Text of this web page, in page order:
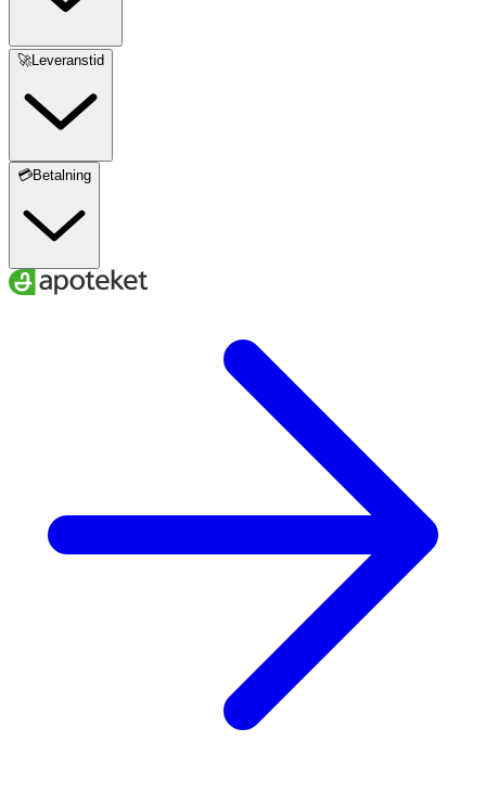
🚀Leveranstid
💳Betalning